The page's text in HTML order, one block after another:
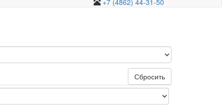
+7 (4862) 44-31-50
Сбросить